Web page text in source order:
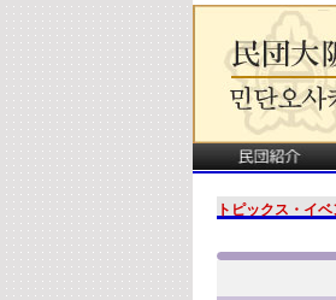
トピックス・イベ